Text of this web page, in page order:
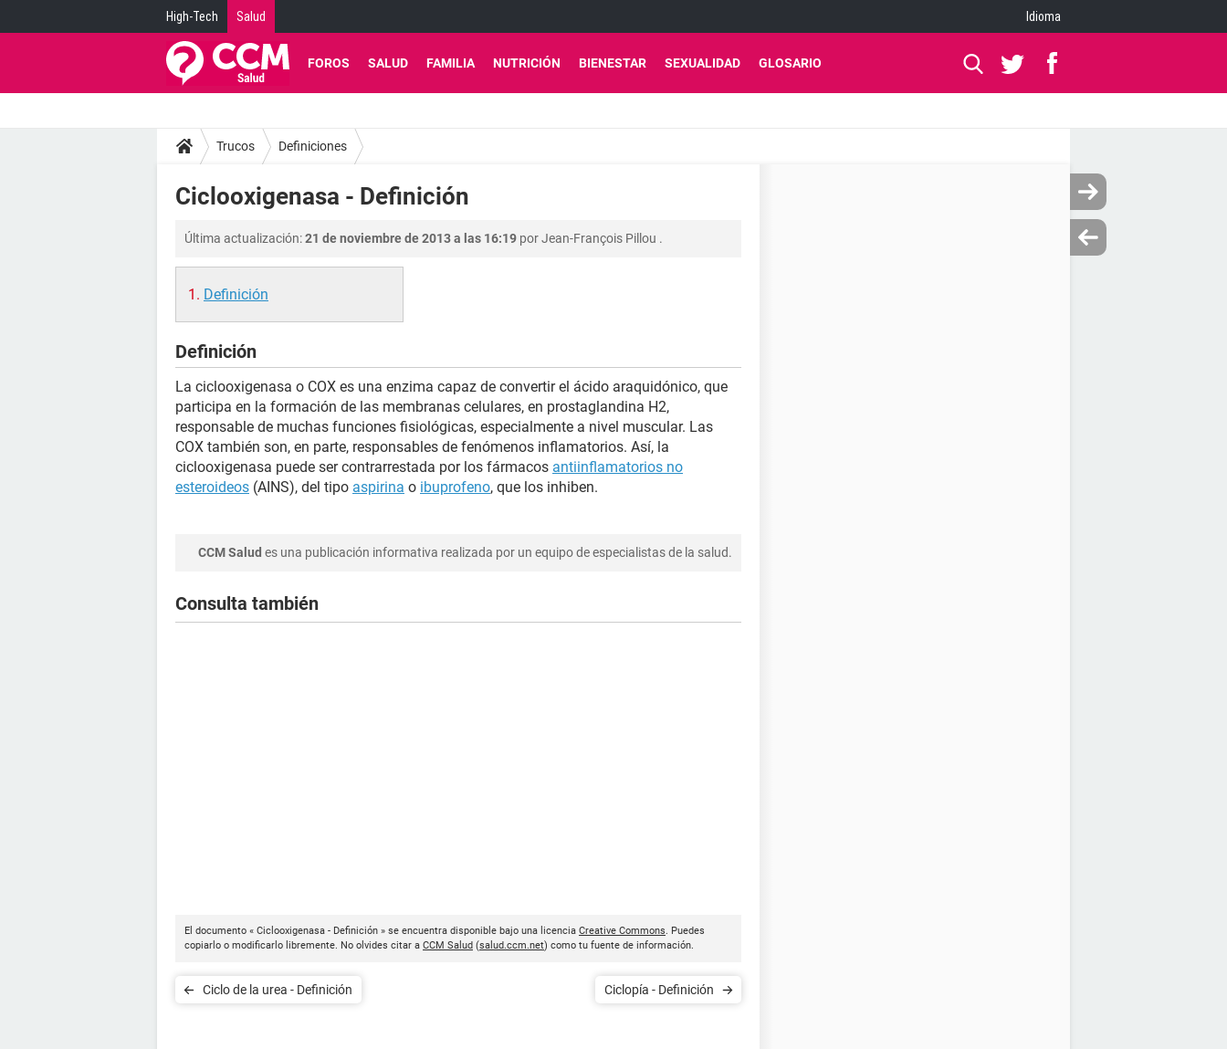
High-Tech Salud Idioma
FOROS SALUD FAMILIA NUTRICIÓN BIENESTAR SEXUALIDAD GLOSARIO
Trucos Definiciones
Ciclooxigenasa - Definición
Última actualización:21 de noviembre de 2013 a las 16:19 porJean-François Pillou .
Definición
Definición
La ciclooxigenasa o COX es una enzima capaz de convertir el ácido araquidónico, que
participa en la formación de las membranas celulares, en prostaglandina H2,
responsable de muchas funciones fisiológicas, especialmente a nivel muscular. Las
COX también son, en parte, responsables de fenómenos inflamatorios. Así, la
ciclooxigenasa puede ser contrarrestada por los fármacos antiinflamatorios no
esteroideos (AINS), del tipo aspirina o ibuprofeno, que los inhiben.
CCM Salud es una publicación informativa realizada por un equipo de especialistas de la salud.
Consulta también
El documento « Ciclooxigenasa - Definición » se encuentra disponible bajo una licencia Creative Commons. Puedes
copiarlo o modificarlo libremente. No olvides citar a CCM Salud (salud.ccm.net) como tu fuente de información.
Ciclo de la urea - Definición Ciclopía - Definición